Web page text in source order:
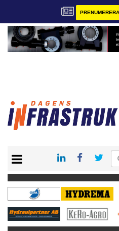
PRENUMERERA
KONTAKT
VÅRA ANDRA MAGASIN
PRENUMERERA
ANNONSERA